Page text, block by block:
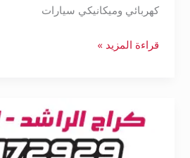
كهربائي وميكانيكي سيارات
قراءة المزيد »
متنقل